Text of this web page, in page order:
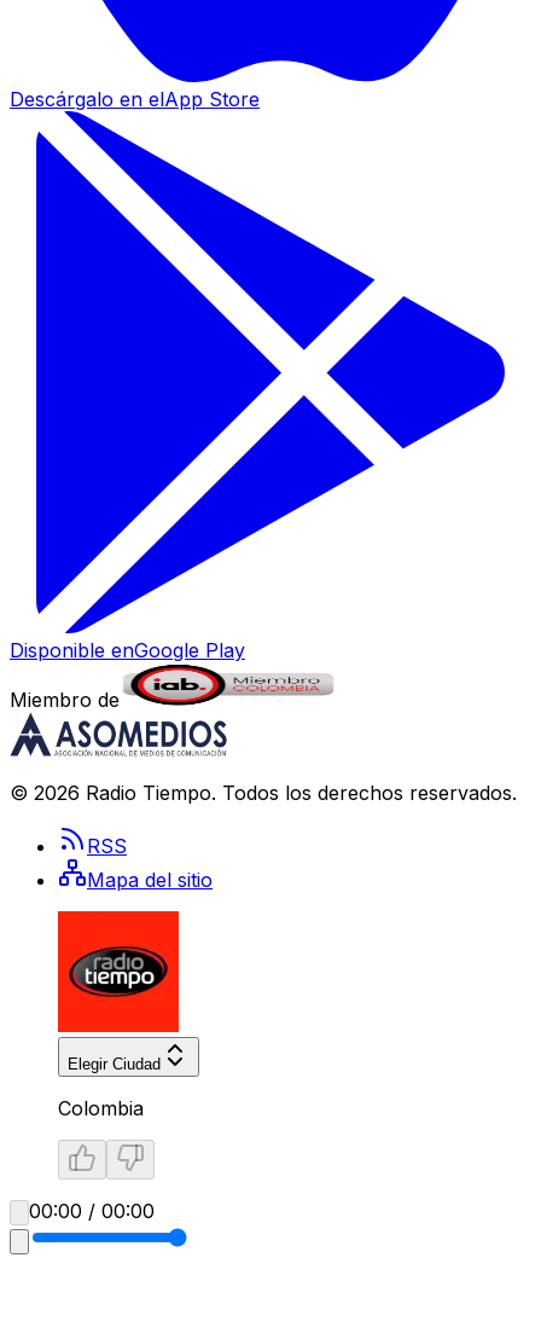
Descárgalo en elApp Store
Disponible enGoogle Play
Miembro de
© 2026 Radio Tiempo. Todos los derechos reservados.
RSS
Mapa del sitio
Elegir Ciudad
Colombia
00:00 / 00:00